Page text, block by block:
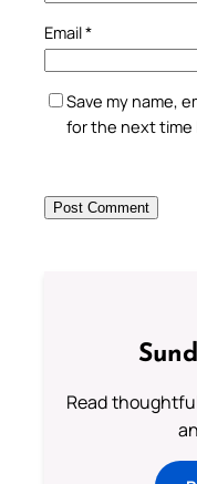
Email*
Save my name,
for the next time
Read